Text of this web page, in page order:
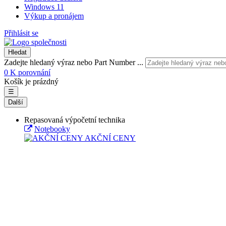
Windows 11
Výkup a pronájem
Přihlásit se
Hledat
Zadejte hledaný výraz nebo Part Number ...
0 K porovnání
Košík je prázdný
☰
Další
Repasovaná výpočetní technika
Notebooky
AKČNÍ CENY